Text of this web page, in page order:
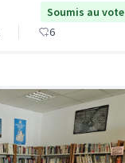
Soumis au vote
6